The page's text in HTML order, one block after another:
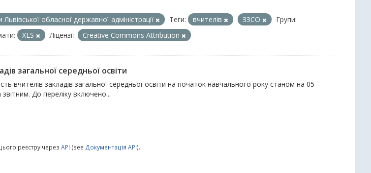
обласної державної адміністрації
Теги: вчителів ЗЗСО
Групи:
XLS Ліцензії: Creative Commons Attribution
загальної середньої освіти
вчителів закладів загальної середньої освіти на початок навчального року станом на 05
До переліку включено...
реєстру через API (see Документація API).